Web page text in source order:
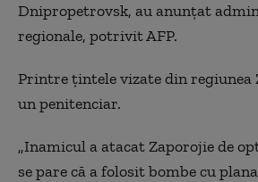
Dnipropetrovsk, au anunţat
regionale, potrivit AFP.
Printre țintele vizate din regiunea
un penitenciar.
„Inamicul a atacat Zaporojie de
se pare că a folosit bombe cu